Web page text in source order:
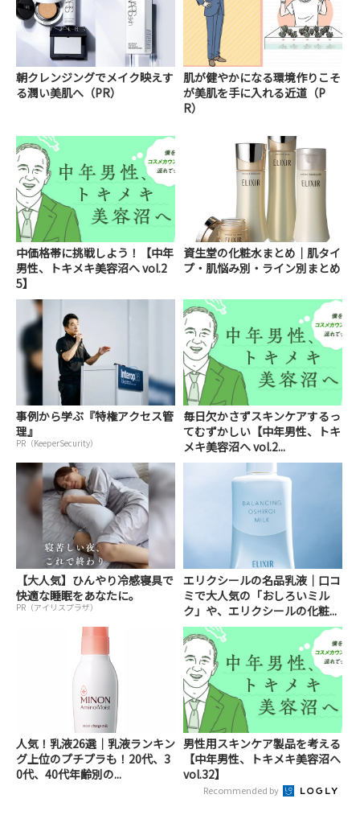
朝クレンジングでメイク映えす
る潤い美肌へ（PR）
肌が健やかになる環境作りこそ
が美肌を手に入れる近道（P
R）
中価格帯に挑戦しよう！【中年
男性、トキメキ美容沼へ vol.2
5】
資生堂の化粧水まとめ｜肌タイ
プ・肌悩み別・ライン別まとめ
事例から学ぶ『特権アクセス管
理』
PR（KeeperSecurity）
毎日欠かさずスキンケアするっ
てむずかしい【中年男性、トキ
メキ美容沼へ vol.2...
【大人気】ひんやり冷感寝具で
快適な睡眠をあなたに。
PR（アイリスプラザ）
エリクシールの名品乳液｜口コ
ミで大人気の「おしろいミル
ク」や、エリクシールの化粧...
人気！乳液26選｜乳液ランキン
グ上位のプチプラも！20代、3
0代、40代年齢別の...
男性用スキンケア製品を考える
【中年男性、トキメキ美容沼へ
vol.32】
Recommended by